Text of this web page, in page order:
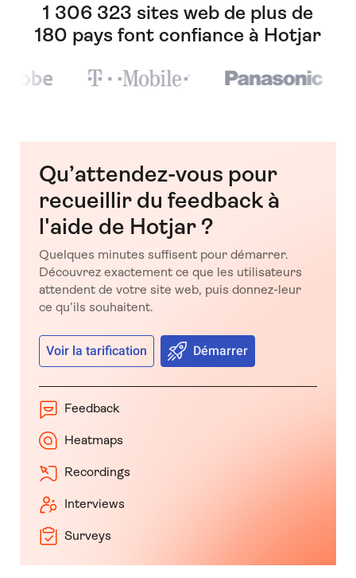
1 306 323 sites web de plus de
180 pays font confiance à Hotjar
Qu’attendez-vous pour
recueillir du feedback à
l'aide de Hotjar ?
Quelques minutes suffisent pour démarrer.
Découvrez exactement ce que les utilisateurs
attendent de votre site web, puis donnez-leur
ce qu’ils souhaitent.
Voir la tarification Démarrer
Feedback
Heatmaps
Recordings
Interviews
Surveys